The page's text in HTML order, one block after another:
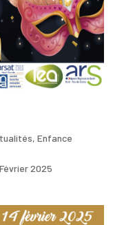
, Enfance
2025